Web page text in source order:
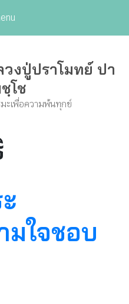
วงปู่ปราโมทย์ ปา
โช
ะเพื่อความพ้นทุกข์
มใจชอบ